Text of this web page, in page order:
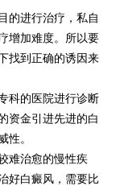
的进行治疗，私自
增加难度。所以要
找到正确的诱因来
科的医院进行诊断
资金引进先进的白
性。
难治愈的慢性疾
好白癜风，需要比